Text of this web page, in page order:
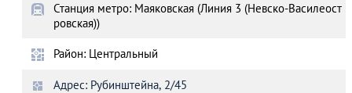
Станция метро: Маяковская (Линия 3 (Невско-Василеост
ровская))
Район: Центральный
Адрес: Рубинштейна, 2/45